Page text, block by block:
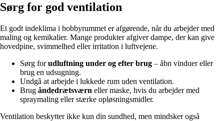
Sørg for god ventilation
Et godt indeklima i hobbyrummet er afgørende, når du arbejder med
maling og kemikalier. Mange produkter afgiver dampe, der kan give
hovedpine, svimmelhed eller irritation i luftvejene.
Sørg forudluftning under og efter brug – åbn vinduer eller
brug en udsugning.
Undgå at arbejde i lukkede rum uden ventilation.
Brug åndedrætsværn eller maske, hvis du arbejder med
spraymaling eller stærke opløsningsmidler.
Ventilation beskytter ikke kun din sundhed, men mindsker også